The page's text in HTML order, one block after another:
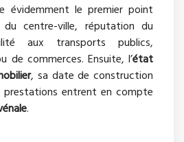
évidemment le premier point
centre-ville, réputation du
aux transports publics,
de commerces. Ensuite, l’état
, sa date de construction
entrent en compte
.